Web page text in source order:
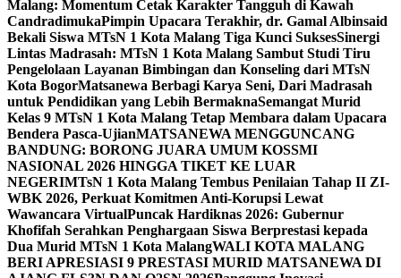
Malang: Momentum Cetak Karakter Tangguh di Kawah
CandradimukaPimpin Upacara Terakhir, dr. Gamal Albinsaid
Bekali Siswa MTsN 1 Kota Malang Tiga Kunci SuksesSinergi
Lintas Madrasah: MTsN 1 Kota Malang Sambut Studi Tiru
Pengelolaan Layanan Bimbingan dan Konseling dari MTsN
Kota BogorMatsanewa Berbagi Karya Seni, Dari Madrasah
untuk Pendidikan yang Lebih BermaknaSemangat Murid
Kelas 9 MTsN 1 Kota Malang Tetap Membara dalam Upacara
Bendera Pasca-UjianMATSANEWA MENGGUNCANG
BANDUNG: BORONG JUARA UMUM KOSSMI
NASIONAL 2026 HINGGA TIKET KE LUAR
NEGERIMTsN 1 Kota Malang Tembus Penilaian Tahap II ZI-
WBK 2026, Perkuat Komitmen Anti-Korupsi Lewat
Wawancara VirtualPuncak Hardiknas 2026: Gubernur
Khofifah Serahkan Penghargaan Siswa Berprestasi kepada
Dua Murid MTsN 1 Kota MalangWALI KOTA MALANG
BERI APRESIASI 9 PRESTASI MURID MATSANEWA DI